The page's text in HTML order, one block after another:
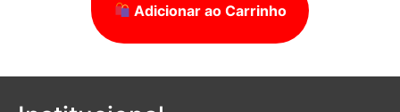
Adicionar ao Carrinho